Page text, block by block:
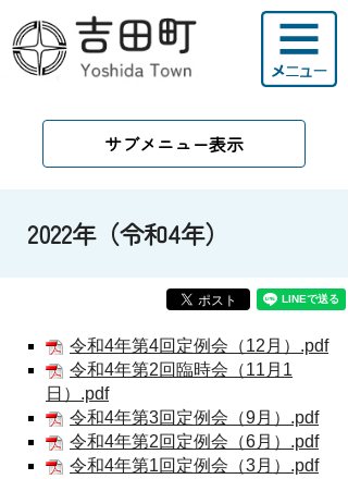
サブメニュー表示
2022年（令和4年）
令和4年第4回定例会（12月）.pdf
令和4年第2回臨時会（11月1
日）.pdf
令和4年第3回定例会（9月）.pdf
令和4年第2回定例会（6月）.pdf
令和4年第1回定例会（3月）.pdf